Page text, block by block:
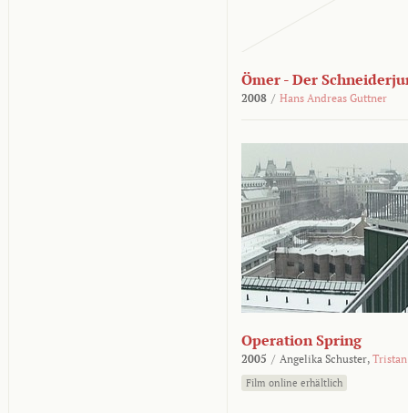
Ömer - Der
2008 / Hans Andreas Guttner
Operation Spring
2005 / Angelika Schuster,
Film online erhältlich